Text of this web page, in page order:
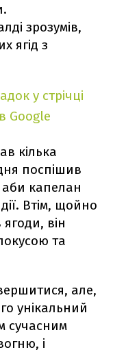
зрозумів,
ягід з
у стрічці
Google
кілька
поспішив
капелан
Втім, щойно
він
та
але,
унікальний
сучасним
і